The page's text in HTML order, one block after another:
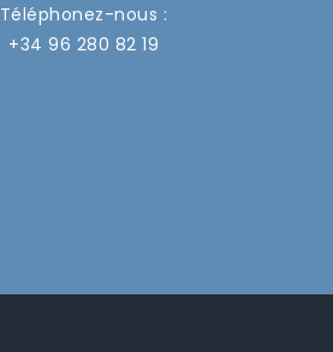
Téléphonez-nous :
+34 96 280 82 19